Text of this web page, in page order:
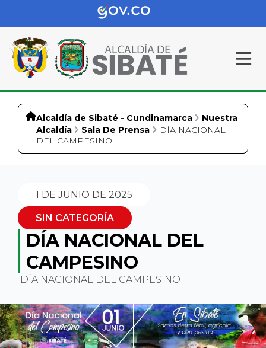
Alcaldía de Sibaté - Cundinamarca
Nuestra
Alcaldía
Sala De Prensa
DÍA NACIONAL
DEL CAMPESINO
1 DE JUNIO DE 2025
SIN CATEGORÍA
DÍA NACIONAL DEL
CAMPESINO
DÍA NACIONAL DEL CAMPESINO